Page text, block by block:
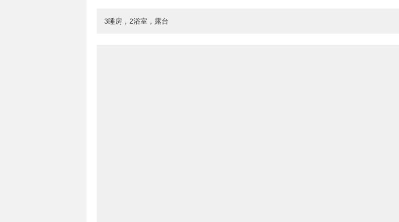
3睡房，2浴室，露台